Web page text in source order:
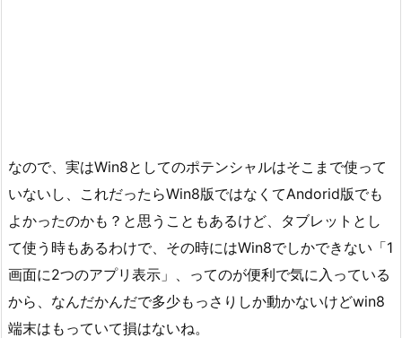
なので、実はWin8としてのポテンシャルはそこまで使って
いないし、これだったらWin8版ではなくてAndorid版でも
よかったのかも？と思うこともあるけど、タブレットとし
て使う時もあるわけで、その時にはWin8でしかできない「1
画面に2つのアプリ表示」、ってのが便利で気に入っている
から、なんだかんだで多少もっさりしか動かないけどwin8
端末はもっていて損はないね。